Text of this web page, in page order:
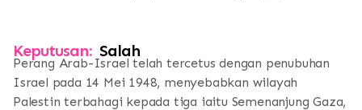
Keputusan: Salah
Perang Arab-Israel telah tercetus dengan penubuhan
Israel pada 14 Mei 1948, menyebabkan wilayah
Palestin terbahagi kepada tiga iaitu Semenanjung Gaza,